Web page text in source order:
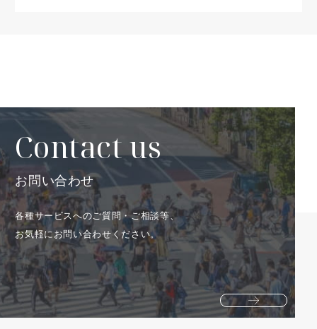
Contact us
お問い合わせ
各種サービスへのご質問・ご相談等、
お気軽にお問い合わせください。